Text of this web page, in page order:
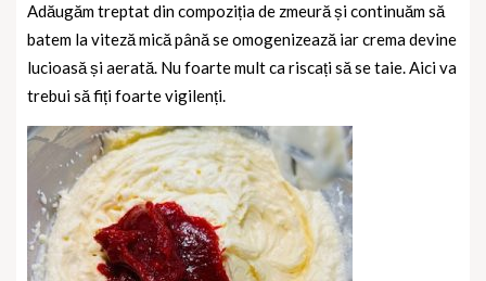
Adăugăm treptat din compoziția de zmeură și continuăm să
batem la viteză mică până se omogenizează iar crema devine
lucioasă și aerată. Nu foarte mult ca riscați să se taie. Aici va
trebui să fiți foarte vigilenți.